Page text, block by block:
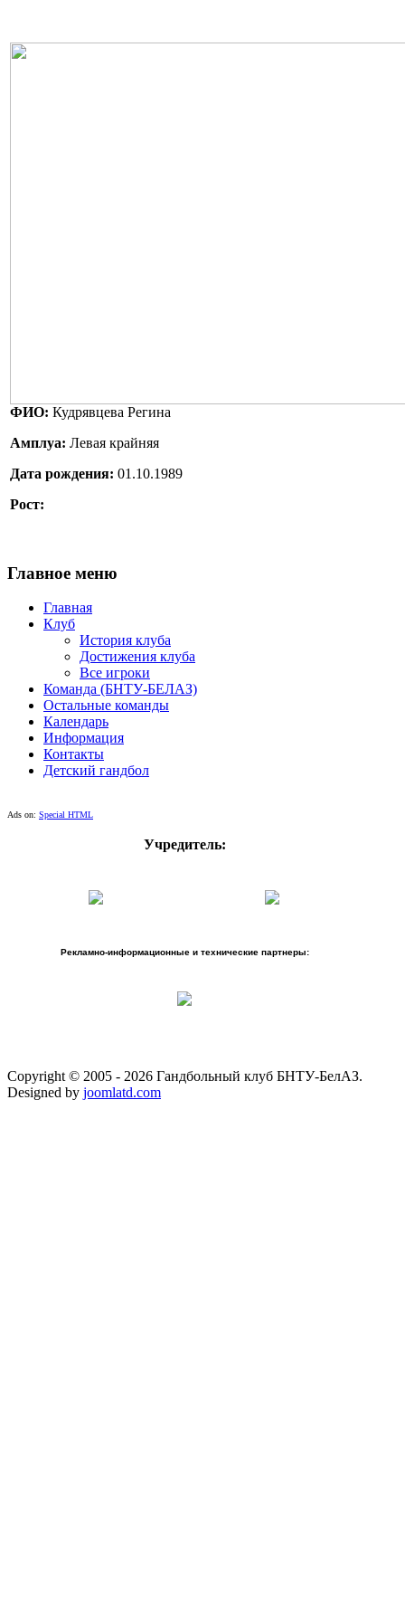
ФИО: Кудрявцева Регина
Амплуа: Левая крайняя
Дата рождения: 01.10.1989
Рост:
Главное меню
Главная
Клуб
История клуба
Достижения клуба
Все игроки
Команда (БНТУ-БЕЛАЗ)
Остальные команды
Календарь
Информация
Контакты
Детский гандбол
Ads on: Special HTML
Учредитель:
Рекламно-информационные и технические партнеры:
Copyright © 2005 - 2026 Гандбольный клуб БНТУ-БелАЗ.
Designed by joomlatd.com